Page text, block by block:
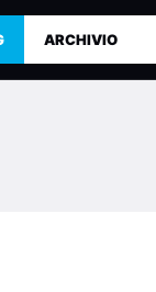
ARCHIVIO